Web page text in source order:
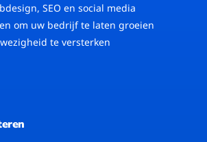
SEO en social media
om uw bedrijf te laten groeien
te versterken